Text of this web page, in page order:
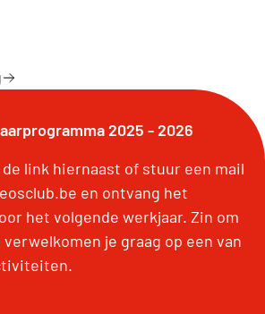
2025 - 2026
link hiernaast of stuur een mail
en ontvang het
het volgende werkjaar. Zin om
verwelkomen je graag op een van